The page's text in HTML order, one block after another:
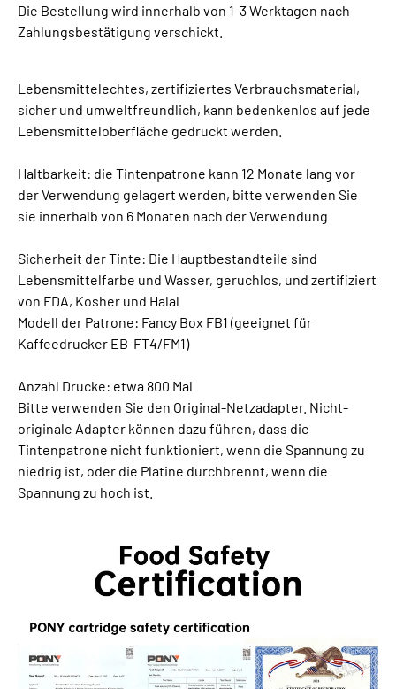
Die Bestellung wird innerhalb von 1-3 Werktagen nach
Zahlungsbestätigung verschickt.
Lebensmittelechtes, zertifiziertes Verbrauchsmaterial,
sicher und umweltfreundlich, kann bedenkenlos auf jede
Lebensmitteloberfläche gedruckt werden.
Haltbarkeit: die Tintenpatrone kann 12 Monate lang vor
der Verwendung gelagert werden, bitte verwenden Sie
sie innerhalb von 6 Monaten nach der Verwendung
Sicherheit der Tinte: Die Hauptbestandteile sind
Lebensmittelfarbe und Wasser, geruchlos, und zertifiziert
von FDA, Kosher und Halal
Modell der Patrone: Fancy Box FB1 (geeignet für
Kaffeedrucker EB-FT4/FM1)
Anzahl Drucke: etwa 800 Mal
Bitte verwenden Sie den Original-Netzadapter. Nicht-
originale Adapter können dazu führen, dass die
Tintenpatrone nicht funktioniert, wenn die Spannung zu
niedrig ist, oder die Platine durchbrennt, wenn die
Spannung zu hoch ist.